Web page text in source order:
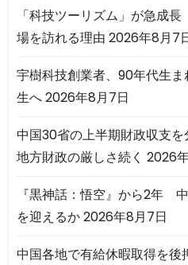
「科技ツーリズム」が急成
場を訪れる理由 2026年8月7
宇樹科技創業者、90年代生
生へ2026年8月7日
中国30省の上半期財政収支
地方財政の厳しさ続く 2026
『黒神話：悟空』から2年
を迎えるか2026年8月7日
中国各地で有給休暇取得を